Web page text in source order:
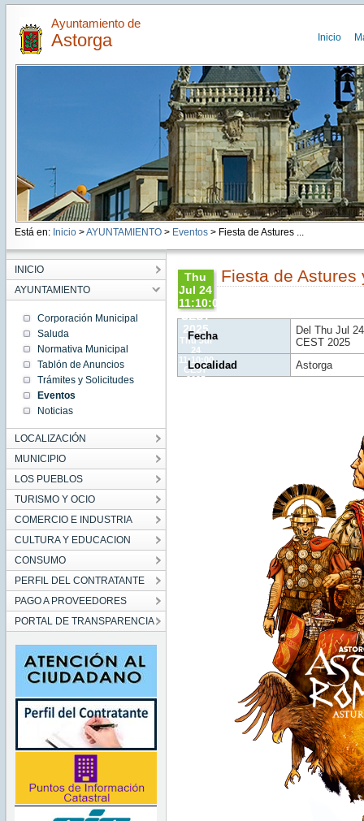
Ayuntamiento de
Astorga Inicio
Está en: Inicio >AYUNTAMIENTO> Eventos> Fiesta de Astures ...
INICIO
AYUNTAMIENTO
Corporación Municipal
Saluda
Normativa Municipal
Tablón de Anuncios
Trámites y Solicitudes
Eventos
Noticias
LOCALIZACIÓN
MUNICIPIO
LOS PUEBLOS
TURISMO Y OCIO
COMERCIO E INDUSTRIA
CULTURA Y EDUCACION
CONSUMO
PERFIL DEL CONTRATANTE
PAGO A PROVEEDORES
PORTAL DE TRANSPARENCIA
Thu
Jul 24
11:10:00
CEST
2025
Thu Jul
24
11:10:00
CEST
2025
Fiesta de Astures
Fecha
Del Thu Jul
CEST 2025
Localidad
Astorga